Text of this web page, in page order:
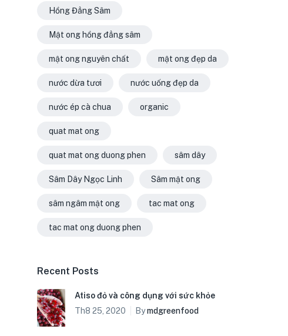
Hồng Đẳng Sâm
Mật ong hồng đẳng sâm
mật ong nguyên chất mật ong đẹp da
nước dừa tươi nước uống đẹp da
nước ép cà chua organic
quat mat ong
quat mat ong duong phen sâm dây
Sâm Dây Ngọc Linh Sâm mật ong
sâm ngâm mật ong tac mat ong
tac mat ong duong phen
Recent Posts
Atiso đỏ và công dụng với sức khỏe
Th8 25, 2020
Bymdgreenfood